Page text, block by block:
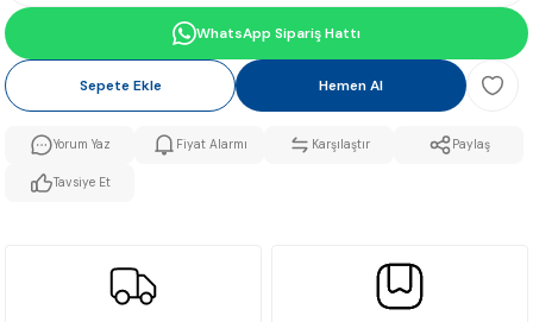
WhatsApp Sipariş Hattı
Sepete Ekle Hemen Al
Yorum Yaz Fiyat Alarmı Karşılaştır Paylaş
Tavsiye Et